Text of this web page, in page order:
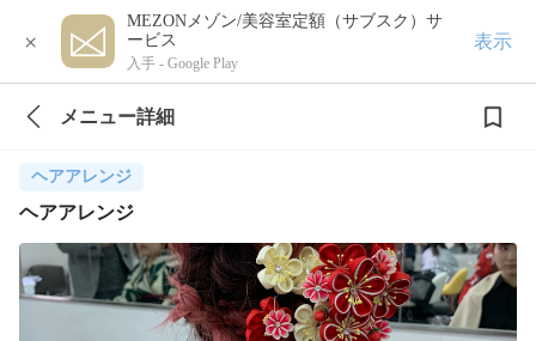
×
MEZONメゾン/美容室定額（サブスク）サ
ービス
入手 - Google Play
表示
メニュー詳細
ヘアアレンジ
ヘアアレンジ